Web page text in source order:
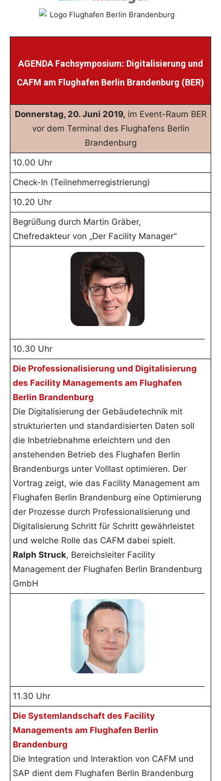
AGENDA Fachsymposium: Digitalisierung und
CAFM am Flughafen Berlin Brandenburg (BER)
Donnerstag, 20. Juni 2019, im Event-Raum BER
vor dem Terminal des Flughafens Berlin
Brandenburg
10.00 Uhr
Check-In (Teilnehmerregistrierung)
10.20 Uhr
Begrüßung durch Martin Gräber,
Chefredakteur von „Der Facility Manager“
10.30 Uhr
Die Professionalisierung und Digitalisierung
des Facility Managements am Flughafen
Berlin Brandenburg
Die Digitalisierung der Gebäudetechnik mit
strukturierten und standardisierten Daten soll
die Inbetriebnahme erleichtern und den
anstehenden Betrieb des Flughafen Berlin
Brandenburgs unter Volllast optimieren. Der
Vortrag zeigt, wie das Facility Management am
Flughafen Berlin Brandenburg eine Optimierung
der Prozesse durch Professionalisierung und
Digitalisierung Schritt für Schritt gewährleistet
und welche Rolle das CAFM dabei spielt.
Ralph Struck, Bereichsleiter Facility
Management der Flughafen Berlin Brandenburg
GmbH
11.30 Uhr
Die Systemlandschaft des Facility
Managements am Flughafen Berlin
Brandenburg
Die Integration und Interaktion von CAFM und
SAP dient dem Flughafen Berlin Brandenburg